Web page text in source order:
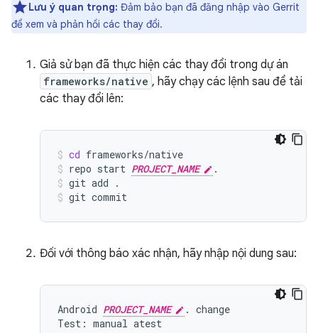
Lưu ý quan trọng: Đảm bảo bạn đã đăng nhập vào Gerrit
để xem và phản hồi các thay đổi.
Giả sử bạn đã thực hiện các thay đổi trong dự án
frameworks/native , hãy chạy các lệnh sau để tải
các thay đổi lên:
cd frameworks/native
repo start PROJECT_NAME
.
git add
.
git commit
Đối với thông báo xác nhận, hãy nhập nội dung sau:
Android PROJECT_NAME
. change